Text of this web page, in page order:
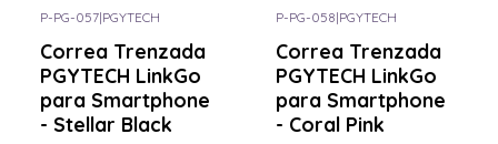
P-PG-057|PGYTECH
Correa Trenzada
PGYTECH LinkGo
para Smartphone
- Stellar Black
P-PG-058|PGYTECH
Correa Trenzada
PGYTECH LinkGo
para Smartphone
- Coral Pink